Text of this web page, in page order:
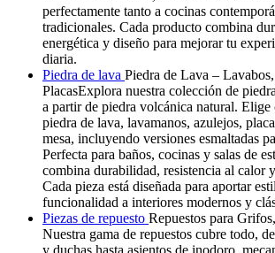
perfectamente tanto a cocinas
tradicionales. Cada producto combina
energética y diseño para mejorar tu
diaria.
Piedra de lava Piedra de Lava –
PlacasExplora nuestra colección de
a partir de piedra volcánica natural. Elige
piedra de lava, lavamanos, azulejos,
mesa, incluyendo versiones esmaltadas
Perfecta para baños, cocinas y salas de
combina durabilidad, resistencia al calor
Cada pieza está diseñada para aportar
funcionalidad a interiores modernos y
Piezas de repuesto Repuestos para
Nuestra gama de repuestos cubre todo,
y duchas hasta asientos de inodoro,